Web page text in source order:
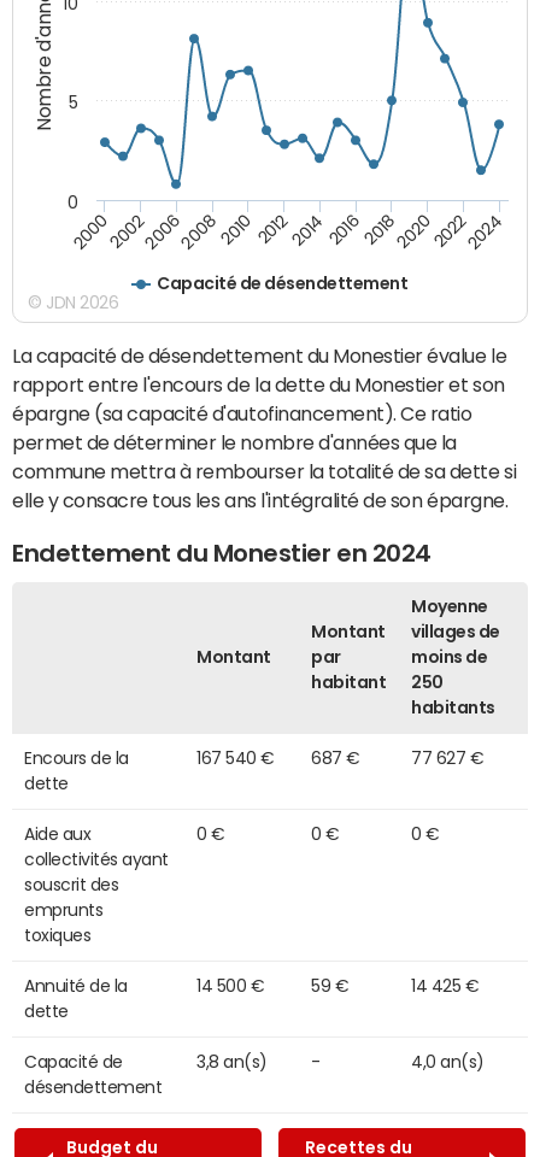
Nombre d'années
Capacité de désendettement
20002002200620082010 2012201420162018202020222024
0
5
© JDN 2026
La capacité de désendettement du Monestier évalue le
rapport entre l'encours de la dette du Monestier et son
épargne (sa capacité d'autofinancement). Ce ratio
permet de déterminer le nombre d'années que la
commune mettra à rembourser la totalité de sa dette si
elle y consacre tous les ans l'intégralité de son épargne.
Endettement du Monestier en 2024
Montant
Montant
par
habitant
Moyenne
villages de
moins de
250
habitants
Encours de la
dette
167 540 € 687 € 77 627 €
Aide aux
collectivités ayant
souscrit des
emprunts
toxiques
0 € 0 € 0 €
Annuité de la
dette
14 500 € 59 € 14 425 €
Capacité de
désendettement
3,8 an(s) - 4,0 an(s)
Budget du
Recettes du